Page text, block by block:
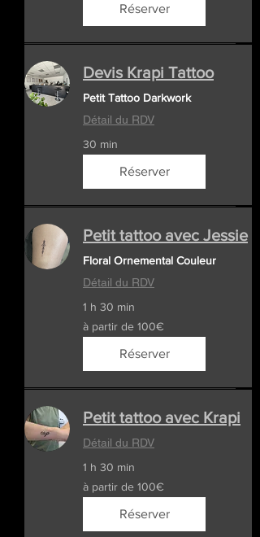
Réserver
Devis Krapi Tattoo
Petit Tattoo Darkwork
Détail du RDV
30 min
Réserver
Petit tattoo avec Jessie
Floral Ornemental Couleur
Détail du RDV
1 h 30 min
à
partir
de
à partir de 100€
Réserver
Petit tattoo avec Krapi
Détail du RDV
1 h 30 min
à
partir
de
à partir de 100€
Réserver